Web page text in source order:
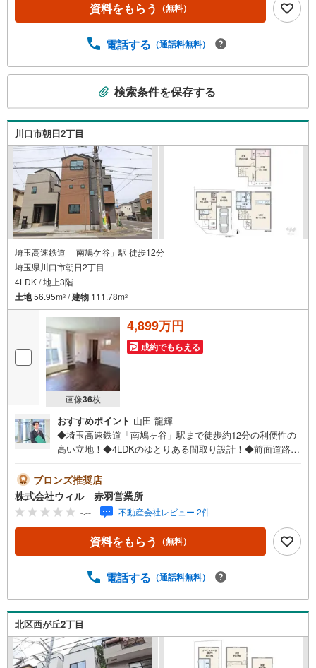
も荷物が受け取れる宅配ボックス完備！◆前面道路幅員は
0～19:00】上記時間はお電話が繋がりやすくなっておりま
学予約ボタンよりご希望の日時をご記入いただけますとス
ムーズにご案内が可能です。～住宅ローン～諸費用込融資
や築年数の古い物件のローンも得意としており、最適な銀
行をご提案します。～リフォーム～理想の間取り、テイス
トを作り上げられます！リフォームプランナーの同行も可
能です。
資料をもらう （無料）
電話する （通話料無料）
検
条
件
で
通
知
を
受
け
取
る
・
条
を
マ
ジ
に
る
検索条件を保存する
川口市朝日2丁目
埼玉高速鉄道 「南鳩ケ谷」駅 徒歩12分
埼玉県川口市朝日2丁目
4LDK / 地上3階
土地56.95m2 /建物 111.78m2
画像36枚
4,899万円
成約でもらえる
おすすめポイント 山田 龍輝
◆埼玉高速鉄道「南鳩ヶ谷」駅まで徒歩約12分の利便性の
高い立地！◆4LDKのゆとりある間取り設計！◆前面道路は
広々！ゆったりと過ごせる空間です！◆ご家族のプライバ
シーを考慮した2階リビング！◆ご家族が自然と顔を合わせ
るリビング階段◆LDKには開放感を演出してくれる対面キ
ッチン採用◆たっぷりしまえるウォークインクローゼット
有り！◆冬は暖かく夏は涼しい断熱等級6の家！◆愛車を守
れるビルトインガレージ付き！◆「ヤオコー（川口朝日
間はお電話が繋がりやすくなっております。お気軽にご連
ご希望の日時をご記入いただけますとスムーズにご案内が
可能です。～住宅ローン～諸費用込融資や築年数の古い物
件のローンも得意としており、最適な銀行をご提案しま
す。～リフォーム～理想の間取り、テイストを作り上げら
れます！リフォームプランナーの同行も可能です。
ブロンズ推奨店
株式会社ウィル 赤羽営業所
-.-- 不動産会社レビュー 2件
資料をもらう （無料）
電話する （通話料無料）
北区西が丘2丁目